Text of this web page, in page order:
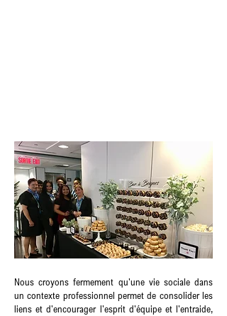
Nous croyons fermement qu'une vie sociale dans
un contexte professionnel permet de consolider les
liens et d'encourager l'esprit d'équipe et l'entraide,